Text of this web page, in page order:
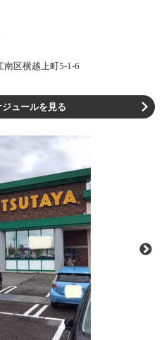
南区横越上町5-1-6
ュールを見る